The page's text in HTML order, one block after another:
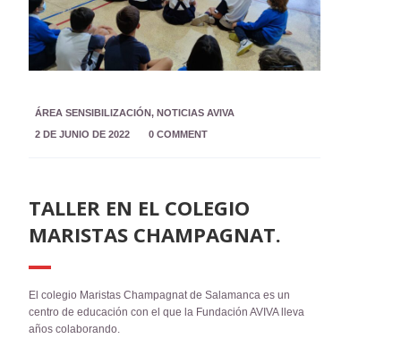
ÁREA SENSIBILIZACIÓN, NOTICIAS AVIVA
2 DE JUNIO DE 2022
0 COMMENT
TALLER EN EL COLEGIO
MARISTAS CHAMPAGNAT.
El colegio Maristas Champagnat de Salamanca es un
centro de educación con el que la Fundación AVIVA lleva
años colaborando.